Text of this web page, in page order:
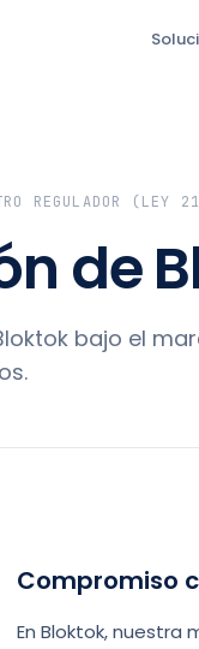
REGULADOR (LEY
de
bajo el
Compromiso
En Bloktok, nuestra